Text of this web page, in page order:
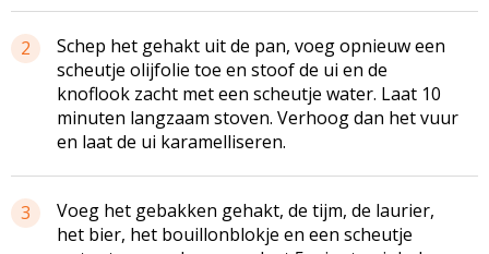
2
Schep het gehakt uit de pan, voeg opnieuw een
scheutje olijfolie toe en stoof de ui en de
knoflook zacht met een scheutje water. Laat 10
minuten langzaam stoven. Verhoog dan het vuur
en laat de ui karamelliseren.
3
Voeg het gebakken gehakt, de tijm, de laurier,
het bier, het bouillonblokje en een scheutje